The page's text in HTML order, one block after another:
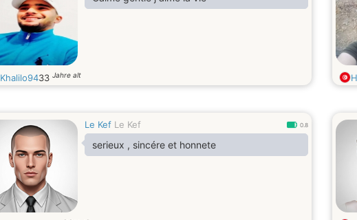
Khalilo9433 Jahre alt
Le Kef Le Kef 0.8
serieux , sincére et honnete